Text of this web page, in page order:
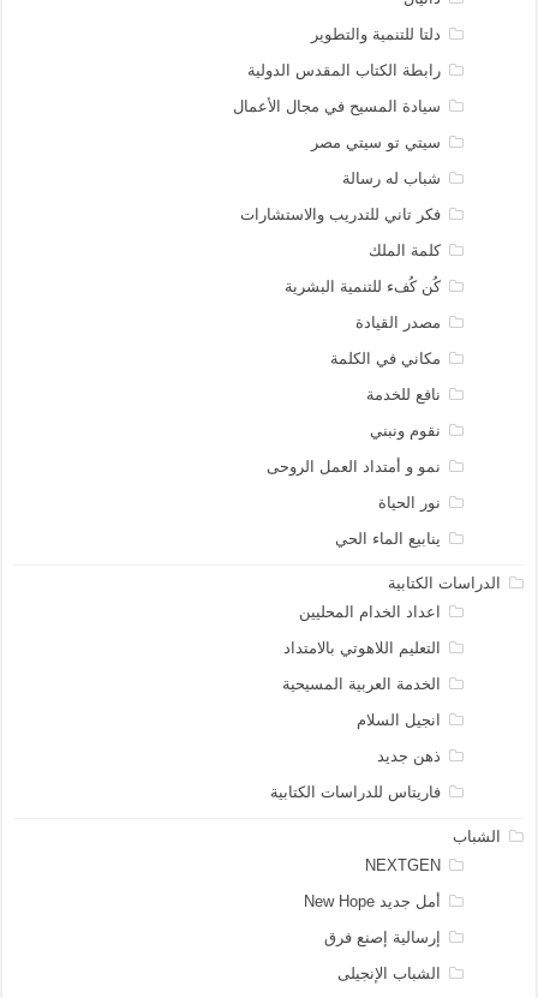
دلتا للتنمية والتطوير
رابطة الكتاب المقدس الدولية
سيادة المسيح في مجال الأعمال
سيتي تو سيتي مصر
شباب له رسالة
فكر تاني للتدريب والاستشارات
كلمة الملك
كُن كُفء للتنمية البشرية
مصدر القيادة
مكاني في الكلمة
نافع للخدمة
نقوم ونبني
نمو و أمتداد العمل الروحى
نور الحياة
ينابيع الماء الحي
الدراسات الكتابية
اعداد الخدام المحليين
التعليم اللاهوتي بالامتداد
الخدمة العربية المسيحية
انجيل السلام
ذهن جديد
فاريتاس للدراسات الكتابية
الشباب
NEXTGEN
أمل جديد New Hope
إرسالية إصنع فرق
الشباب الإنجيلى